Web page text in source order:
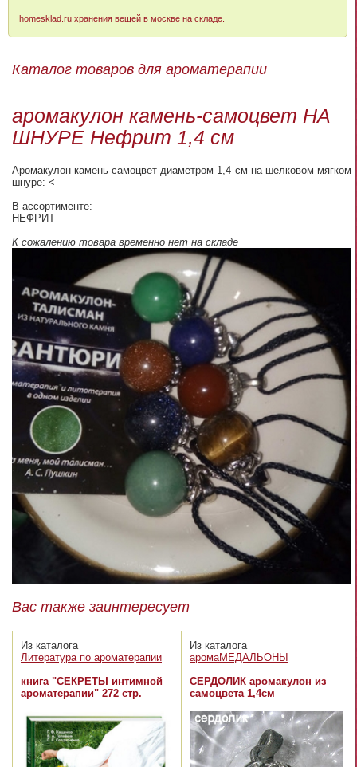
homesklad.ru хранения вещей в москве на складе.
Каталог товаров для ароматерапии
аромакулон камень-самоцвет НА
ШНУРЕ Нефрит 1,4 см
Аромакулон камень-самоцвет диаметром 1,4 см на шелковом мягком
шнуре: <
В ассортименте:
НЕФРИТ
К сожалению товара временно нет на складе
Вас также заинтересует
Из каталога
Литература по ароматерапии
книга "СЕКРЕТЫ интимной
ароматерапии" 272 стр.
Из каталога
аромаМЕДАЛЬОНЫ
СЕРДОЛИК аромакулон из
самоцвета 1,4см